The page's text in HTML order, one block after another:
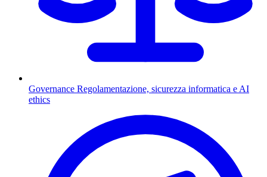
Governance Regolamentazione, sicurezza informatica e AI
ethics